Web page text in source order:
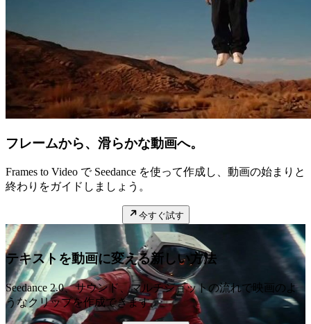
フレームから、滑らかな動画へ。
Frames to Video で Seedance を使って作成し、動画の始まりと
終わりをガイドしましょう。
今すぐ試す
テキストを動画に変える新しい方法
Seedance 2.0、サウンド、マルチショットの流れで映画のよ
うなクリップを作成できます。